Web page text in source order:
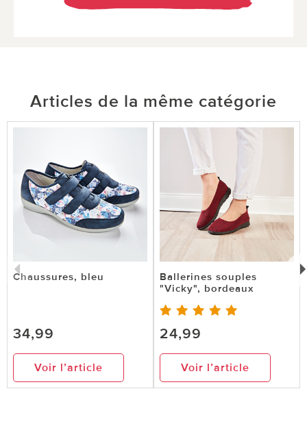
Articles de la même catégorie
Chaussures, bleu
34,99
Voir l’article
Ballerines souples
"Vicky", bordeaux
24,99
Voir l’article